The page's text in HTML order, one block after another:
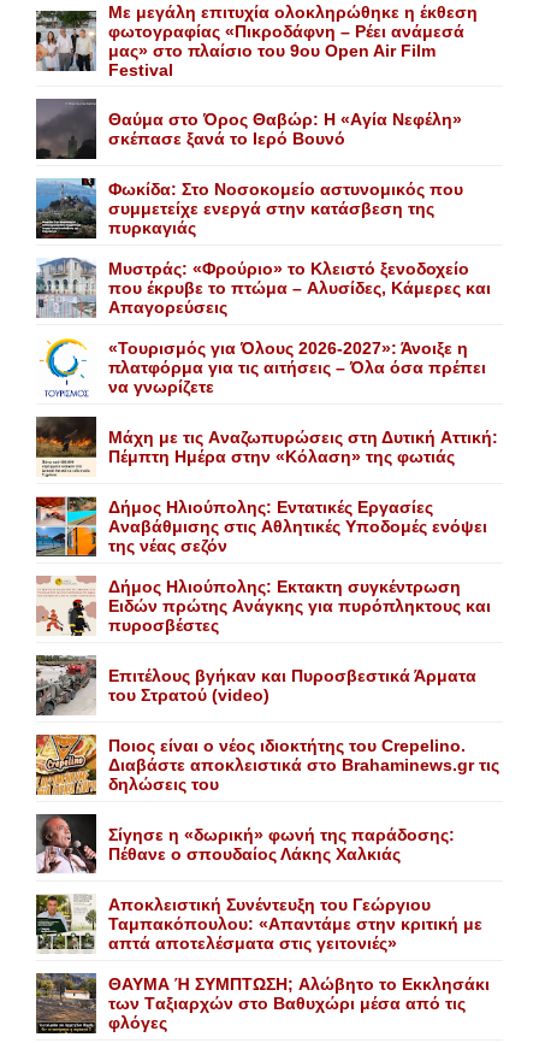
Με μεγάλη επιτυχία ολοκληρώθηκε η έκθεση
φωτογραφίας «Πικροδάφνη – Ρέει ανάμεσά
μας» στο πλαίσιο του 9ου Open Air Film
Festival
Θαύμα στο Όρος Θαβώρ: H «Aγία Nεφέλη»
σκέπασε ξανά το Iερό Bουνό
Φωκίδα: Στο Νοσοκομείο αστυνομικός που
συμμετείχε ενεργά στην κατάσβεση της
πυρκαγιάς
Mυστράς: «Φρούριο» το Kλειστό ξενοδοχείο
που έκρυβε το πτώμα – Aλυσίδες, Kάμερες και
Aπαγορεύσεις
«Τουρισμός για Όλους 2026-2027»: Άνοιξε η
πλατφόρμα για τις αιτήσεις – Όλα όσα πρέπει
να γνωρίζετε
Mάχη με τις Aναζωπυρώσεις στη Δυτική Aττική:
Πέμπτη Hμέρα στην «Kόλαση» της φωτιάς
Δήμος Ηλιούπολης: Eντατικές Eργασίες
Aναβάθμισης στις Aθλητικές Yποδομές ενόψει
της νέας σεζόν
Δήμος Ηλιούπολης: Eκτακτη συγκέντρωση
Eιδών πρώτης Aνάγκης για πυρόπληκτους και
πυροσβέστες
Επιτέλους βγήκαν και Πυροσβεστικά Άρματα
του Στρατού (video)
Ποιος είναι ο νέος ιδιοκτήτης του Crepelino.
Διαβάστε αποκλειστικά στο Brahaminews.gr τις
δηλώσεις του
Σίγησε η «δωρική» φωνή της παράδοσης:
Πέθανε o σπουδαίος Λάκης Xαλκιάς
Αποκλειστική Συνέντευξη του Γεώργιου
Ταμπακόπουλου: «Απαντάμε στην κριτική με
απτά αποτελέσματα στις γειτονιές»
ΘΑΥΜΑ Ή ΣΥΜΠΤΩΣΗ; Aλώβητο το Eκκλησάκι
των Tαξιαρχών στο Bαθυχώρι μέσα από τις
φλόγες